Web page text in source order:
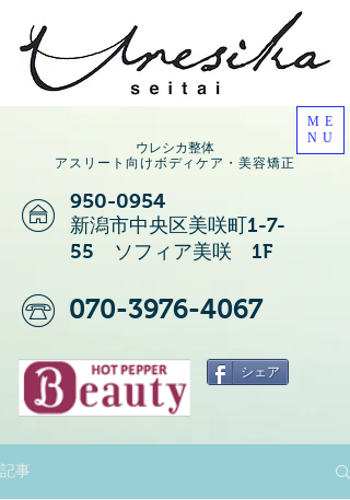
ウレシカ整体
アスリート向けボディケア・美容矯正
ME
NU
950-0954
新潟市中央区美咲町1-7-
55 ソフィア美咲 1F
070-3976-4067
シェア
記事